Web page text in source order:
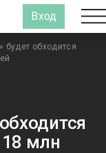
Вход
будет обходится
млн